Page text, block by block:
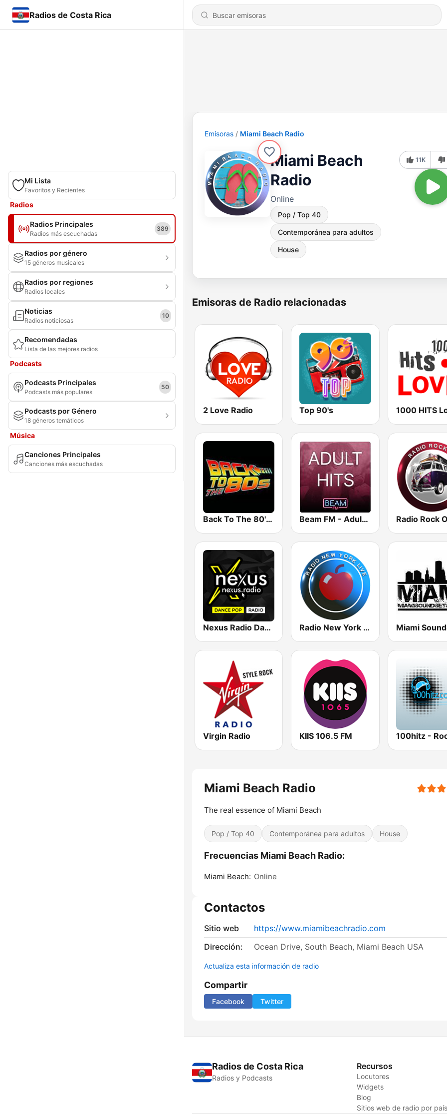
Radios de Costa Rica
Mi Lista
Favoritos y Recientes
Radios
Radios Principales
Radios más escuchadas
389
Radios por género
15 géneros musicales
Radios por regiones
Radios locales
Noticias
Radios noticiosas
10
Recomendadas
Lista de las mejores radios
Podcasts
Podcasts Principales
Podcasts más populares
50
Podcasts por Género
18 géneros temáticos
Música
Canciones Principales
Canciones más escuchadas
Emisoras Miami Beach Radio
Miami Beach
Radio
Online
Pop / Top 40
Contemporánea para adultos
House
11K
Emisoras de Radio relacionadas
2 Love Radio Top 90's 1000 HITS
Back To The 80's Radio Beam FM - Adult Hits Radio Rock
Nexus Radio Dance Radio New York Live Miami
Virgin Radio KIIS 106.5 FM 100hitz -
Miami Beach Radio
The real essence of Miami Beach
Pop / Top 40 Contemporánea para adultos House
Frecuencias Miami Beach Radio:
Miami Beach: Online
Contactos
Sitio web
https://www.miamibeachradio.com
Dirección:
Ocean Drive, South Beach, Miami Beach USA
Actualiza esta información de radio
Compartir
Facebook Twitter
Radios de Costa Rica
Radios y Podcasts
Recursos
Locutores
Widgets
Blog
Sitios web de radio por